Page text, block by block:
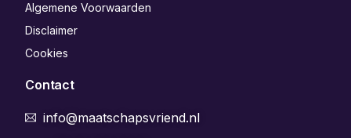
Algemene Voorwaarden
Disclaimer
Cookies
Contact
info@maatschapsvriend.nl